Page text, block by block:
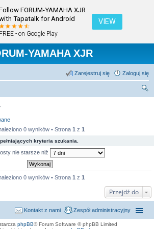
FORUM-YAMAHA XJR
Tapatalk for Android
FREE - on Google Play
VIEW
YAMAHA XJR
Zaloguj się
Zarejestruj się
0 wyników • Strona 1 z 1
kryteria szukania.
nie starsze niż
0 wyników • Strona 1 z 1
Przejdź do
Zespół administracyjny
Kontakt z nami
phpBB® Forum Software © phpBB Limited